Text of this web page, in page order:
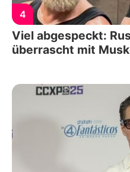
4
Viel abgespeckt:
überrascht mit